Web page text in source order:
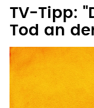
TV-Tipp:
Tod an